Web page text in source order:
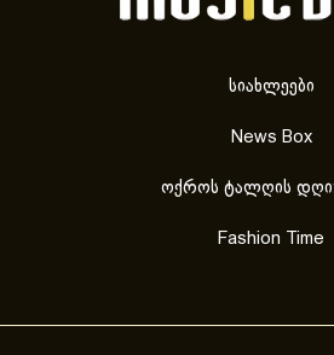
სიახლეები
News Box
ოქროს ტალღის
Fashion Time